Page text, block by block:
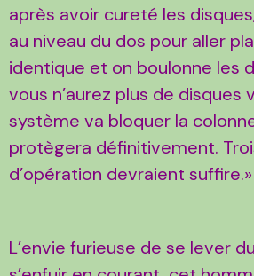
après avoir cureté les
au niveau du dos pour aller
identique et on boulonne les
vous n’aurez plus de disques
système va bloquer la
protègera définitivement.
d’opération devraient suffire.»
L’envie furieuse de se lever